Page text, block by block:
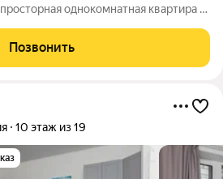
однокомнатная квартира в
окна, натяжные потолки и
Позвонить
10 этаж из 19